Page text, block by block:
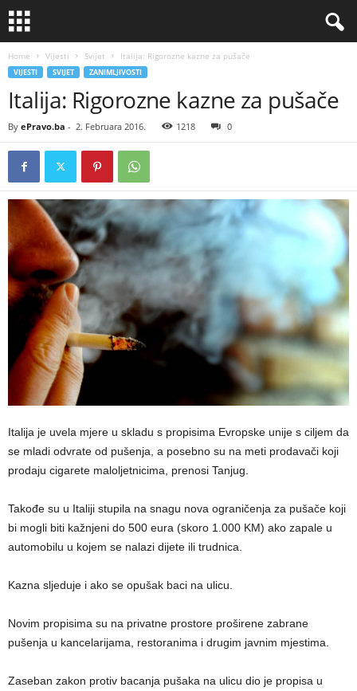
Home Vijesti Svijet Italija: Rigorozne kazne za pušače
VIJESTI SVIJET ZANIMLJIVOSTI
Italija: Rigorozne kazne za pušače
By ePravo.ba - 2. Februara 2016. 1218 0
Italija je uvela mjere u skladu s propisima Evropske unije s ciljem da
se mladi odvrate od pušenja, a posebno su na meti prodavači koji
prodaju cigarete maloljetnicima, prenosi Tanjug.
Takođe su u Italiji stupila na snagu nova ograničenja za pušače koji
bi mogli biti kažnjeni do 500 eura (skoro 1.000 KM) ako zapale u
automobilu u kojem se nalazi dijete ili trudnica.
Kazna sljeduje i ako se opušak baci na ulicu.
Novim propisima su na privatne prostore proširene zabrane
pušenja u kancelarijama, restoranima i drugim javnim mjestima.
Zaseban zakon protiv bacanja pušaka na ulicu dio je propisa u